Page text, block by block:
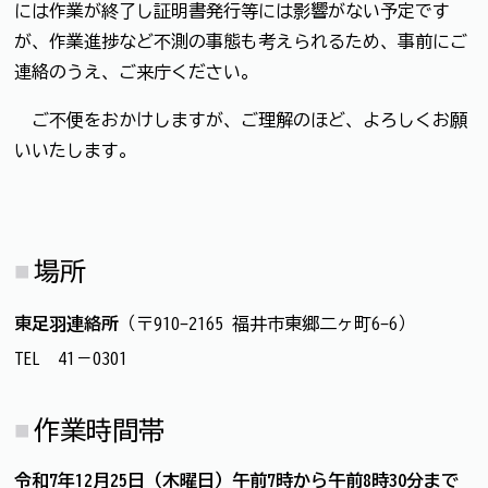
には作業が終了し証明書発行等には影響がない予定です
が、作業進捗など不測の事態も考えられるため、事前にご
連絡のうえ、ご来庁ください。
ご不便をおかけしますが、ご理解のほど、よろしくお願
いいたします。
場所
東足羽連絡所 （〒910-2165 福井市東郷二ヶ町6-6）
TEL 41－0301
作業時間帯
令和7年12月25日（木曜日）午前7時から午前8時30分まで